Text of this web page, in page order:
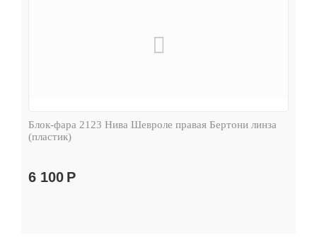
Блок-фара 2123 Нива Шевроле правая Бертони линза
(пластик)
6 100 Р